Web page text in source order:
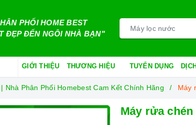
PHỐI HOME BEST
ĐẸP ĐẾN NGÔI NHÀ BẠN"
GIỚI THIỆU THƯƠNG HIỆU TUYỂN DỤNG
Nhà Phân Phối Homebest Cam Kết Chính Hãng Máy
Máy rửa